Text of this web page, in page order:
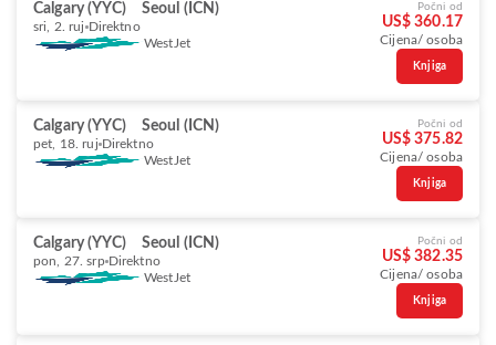
Calgary (YYC) Seoul (ICN)
sri, 2. ruj Direktno
WestJet
Počni od
US$ 360.17
Cijena/ osoba
Knjiga
Calgary (YYC) Seoul (ICN)
pet, 18. ruj Direktno
WestJet
Počni od
US$ 375.82
Cijena/ osoba
Knjiga
Calgary (YYC) Seoul (ICN)
pon, 27. srp Direktno
WestJet
Počni od
US$ 382.35
Cijena/ osoba
Knjiga